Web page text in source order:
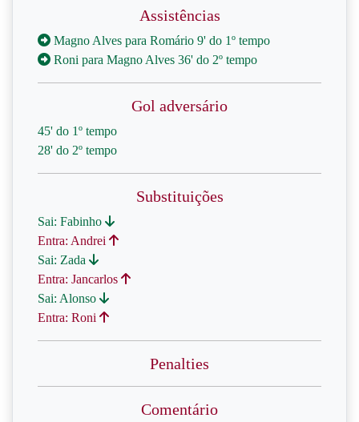
Assistências
Magno Alves para Romário 9' do 1º tempo
Roni para Magno Alves 36' do 2º tempo
Gol adversário
45' do 1º tempo
28' do 2º tempo
Substituições
Sai: Fabinho
Entra: Andrei
Sai: Zada
Entra: Jancarlos
Sai: Alonso
Entra: Roni
Penalties
Comentário